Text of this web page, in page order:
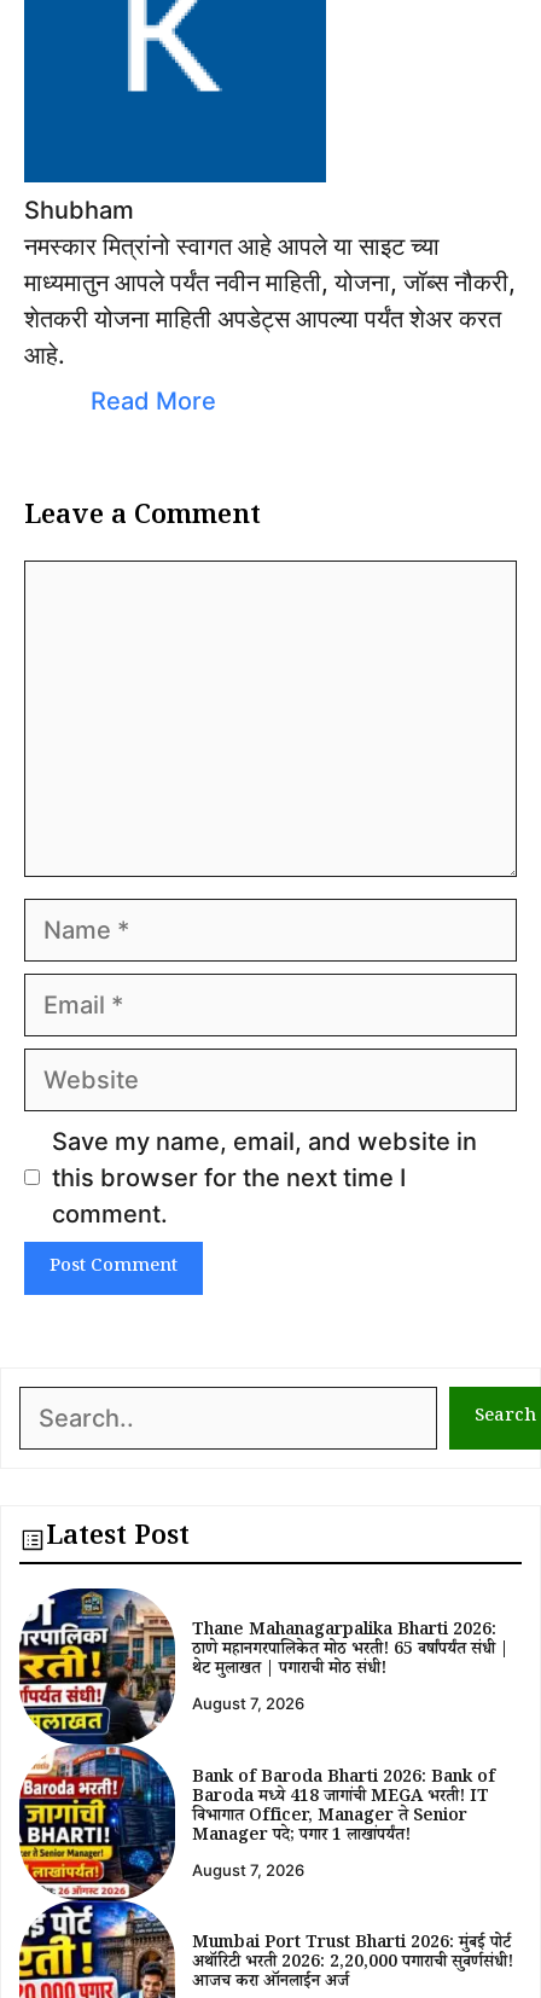
Shubham
नमस्कार मित्रांनो स्वागत आहे आपले या साइट च्या
माध्यमातुन आपले पर्यंत नवीन माहिती, योजना, जॉब्स नौकरी,
शेतकरी योजना माहिती अपडेट्स आपल्या पर्यंत शेअर करत
आहे.
Read More
Leave a Comment
Name
Email
Website
Save my name, email, and website in
this browser for the next time I
comment.
Search Search
Latest Post
Thane Mahanagarpalika Bharti 2026:
ठाणे महानगरपालिकेत मोठी भरती! 65 वर्षांपर्यंत संधी |
थेट मुलाखत | पगाराची मोठी संधी!
August 7, 2026
Bank of Baroda Bharti 2026: Bank of
Baroda मध्ये 418 जागांची MEGA भरती! IT
विभागात Officer, Manager ते Senior
Manager पदे; पगार ₹1 लाखांपर्यंत!
August 7, 2026
Mumbai Port Trust Bharti 2026: मुंबई पोर्ट
अथॉरिटी भरती 2026: ₹2,20,000 पगाराची सुवर्णसंधी!
आजच करा ऑनलाईन अर्ज